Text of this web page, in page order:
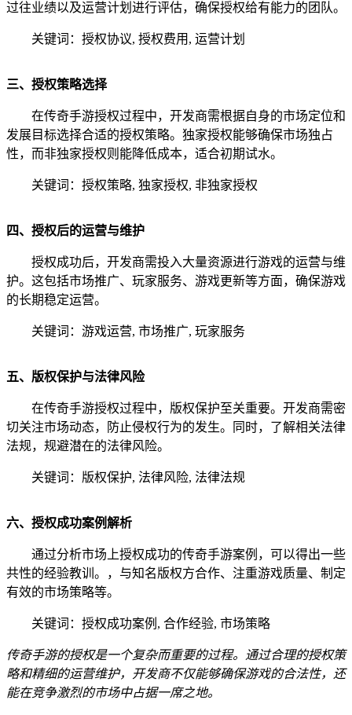
过往业绩以及运营计划进行评估，确保授权给有能力的团队。
关键词：授权协议, 授权费用, 运营计划
三、授权策略选择
在传奇手游授权过程中，开发商需根据自身的市场定位和
发展目标选择合适的授权策略。独家授权能够确保市场独占
性，而非独家授权则能降低成本，适合初期试水。
关键词：授权策略, 独家授权, 非独家授权
四、授权后的运营与维护
授权成功后，开发商需投入大量资源进行游戏的运营与维
护。这包括市场推广、玩家服务、游戏更新等方面，确保游戏
的长期稳定运营。
关键词：游戏运营, 市场推广, 玩家服务
五、版权保护与法律风险
在传奇手游授权过程中，版权保护至关重要。开发商需密
切关注市场动态，防止侵权行为的发生。同时，了解相关法律
法规，规避潜在的法律风险。
关键词：版权保护, 法律风险, 法律法规
六、授权成功案例解析
通过分析市场上授权成功的传奇手游案例，可以得出一些
共性的经验教训。，与知名版权方合作、注重游戏质量、制定
有效的市场策略等。
关键词：授权成功案例, 合作经验, 市场策略
传奇手游的授权是一个复杂而重要的过程。通过合理的授权策
略和精细的运营维护，开发商不仅能够确保游戏的合法性，还
能在竞争激烈的市场中占据一席之地。